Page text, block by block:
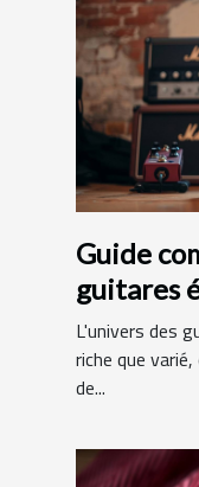
Guide
guitares
en aulne
L'univers des
riche que
de...